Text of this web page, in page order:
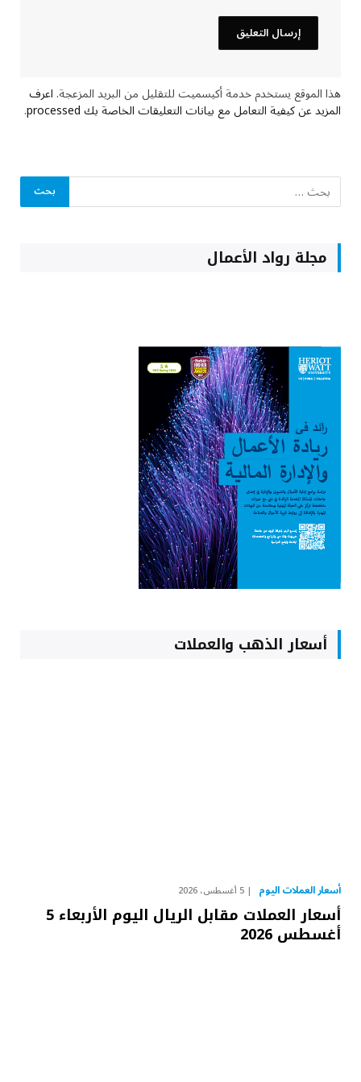
هذا الموقع يستخدم خدمة أكيسميت للتقليل من البريد المزعجة.اعرف
المزيد عن كيفية التعامل مع بيانات التعليقات الخاصة بك processed .
مجلة رواد الأعمال
أسعار الذهب والعملات
أسعار العملات اليوم 5 أغسطس، 2026
أسعار العملات مقابل الريال اليوم الأربعاء 5
أغسطس 2026